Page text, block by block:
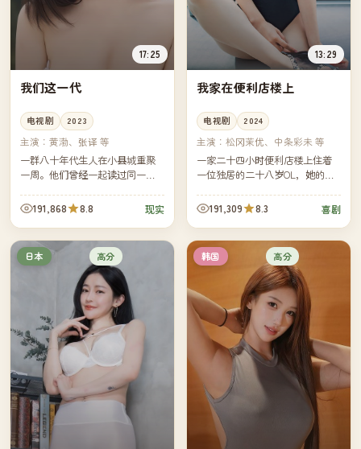
17:25
我们这一代
电视剧 2023
主演： 黄渤、张译 等
一群八十年代生人在小县城重聚
一周。他们曾经一起读过同一所
广州、汕头与县城本地——但他
们的烦恼竟然惊人地相似。
191,868 8.8 现实
13:29
我家在便利店楼上
电视剧 2024
主演：松冈茉优、中条彩未 等
一家二十四小时便利店楼上住着
一位独居的二十八岁OL，她的生
货车彻底打乱——也被楼下的店
长意外重新点亮。
191,309 8.3 喜剧
日本 高分 韩国 高分